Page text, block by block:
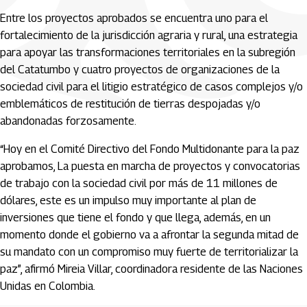
Entre los proyectos aprobados se encuentra uno para el
fortalecimiento de la jurisdicción agraria y rural, una estrategia
para apoyar las transformaciones territoriales en la subregión
del Catatumbo y cuatro proyectos de organizaciones de la
sociedad civil para el litigio estratégico de casos complejos y/o
emblemáticos de restitución de tierras despojadas y/o
abandonadas forzosamente.
“Hoy en el Comité Directivo del Fondo Multidonante para la paz
aprobamos, La puesta en marcha de proyectos y convocatorias
de trabajo con la sociedad civil por más de 11 millones de
dólares, este es un impulso muy importante al plan de
inversiones que tiene el fondo y que llega, además, en un
momento donde el gobierno va a afrontar la segunda mitad de
su mandato con un compromiso muy fuerte de territorializar la
paz”, afirmó Mireia Villar, coordinadora residente de las Naciones
Unidas en Colombia.